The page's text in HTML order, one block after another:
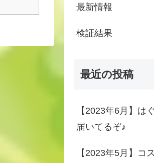
最新情報
検証結果
最近の投稿
【2023年6月】は
届いてるぞ♪
【2023年5月】コ